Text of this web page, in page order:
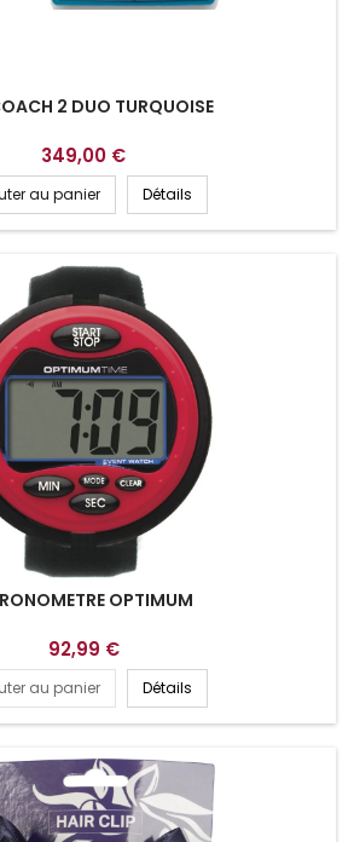
2 DUO TURQUOISE
349,00 €
au panier Détails
OPTIMUM
92,99 €
au panier Détails